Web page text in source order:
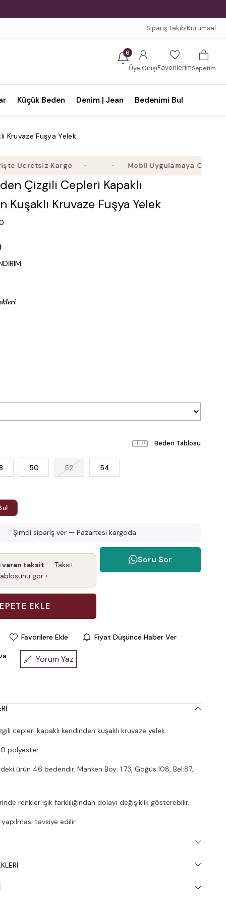
Sipariş TakibiKurumsal
6
Üye GirişiFavorilerimSepetim
Küçük Beden Denim | Jean Bedenimi Bul
Kruvaze Fuşya Yelek
Kargo Mobil Uygulamaya Özel Ek %5
Çizgili Cepleri Kapaklı
Kuşaklı Kruvaze Fuşya Yelek
Beden Tablosu
50 52 54
Şimdi sipariş ver — Pazartesi kargoda
varan taksit — Taksit
gör ›
Soru Sor
Favorilere Ekle Fiyat Düşünce Haber Ver
Yorum Yaz
cepleri kapaklı kendinden kuşaklı kruvaze yelek.
polyester.
ürün 46 bedendir. Manken Boy: 1.73, Göğüs:108, Bel:87,
renkler ışık farklılığından dolayı değişiklik gösterebilir.
tavsiye edilir.